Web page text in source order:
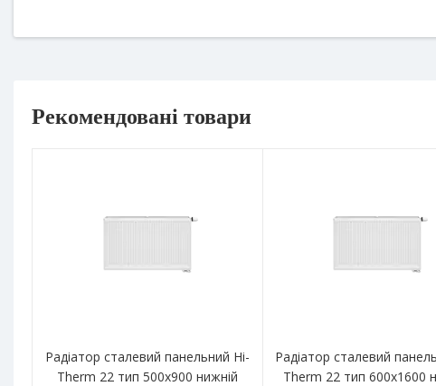
Рекомендовані товари
Радіатор сталевий панельний Hi-
Therm 22 тип 500x900 нижній
Радіатор сталевий
Therm 22 тип 600x1600